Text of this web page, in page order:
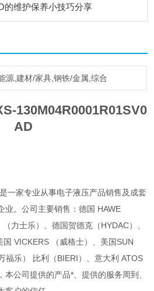
的维护保养小技巧分享
源,建材/家具,钢铁/金属,综合
130M04R0001R01SV0
AD
一家专业从事电子液压产品销售及成套
业。公司主要销售：德国 HAWE
力士乐）、德国贺德克（HYDAC）、
VICKERS （威格士）、美国SUN
福乐） 比利（BIERI）、意大利 ATOS
本公司提供的产品*、提供的服务周到、